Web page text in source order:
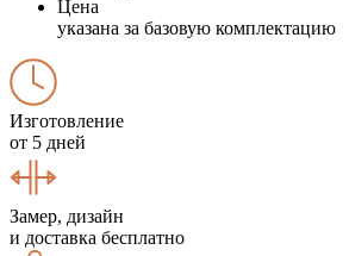
Цена
указана за базовую комплектацию
Изготовление
от 5 дней
Замер, дизайн
и доставка бесплатно